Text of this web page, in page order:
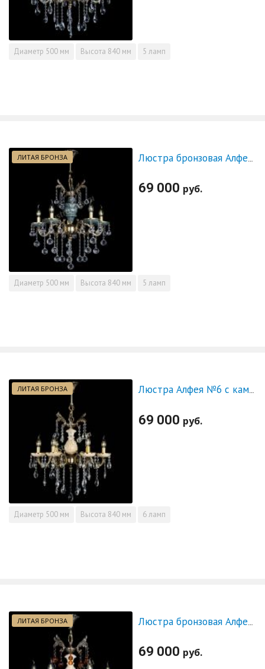
Диаметр 500 мм Высота 840 мм 5 ламп
ЛИТАЯ БРОНЗА Люстра бронзовая Алфея №5 "Малахит" шар
69 000 руб.
Диаметр 500 мм Высота 840 мм 5 ламп
ЛИТАЯ БРОНЗА Люстра Алфея №6 с камнем журавлик
69 000 руб.
Диаметр 500 мм Высота 840 мм 6 ламп
ЛИТАЯ БРОНЗА
69 000 руб.